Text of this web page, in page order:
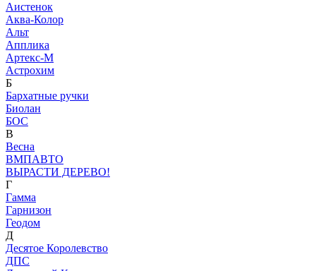
Аистенок
Аква-Колор
Альт
Апплика
Артекс-М
Астрохим
Б
Бархатные ручки
Биолан
БОС
В
Весна
ВМПАВТО
ВЫРАСТИ ДЕРЕВО!
Г
Гамма
Гарнизон
Геодом
Д
Десятое Королевство
ДПС